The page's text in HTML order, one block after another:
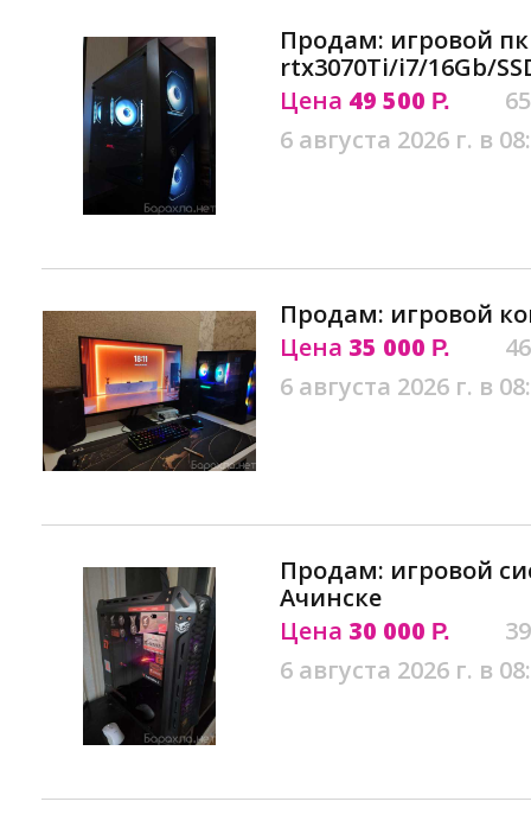
Продам: игровой пк
rtx3070Ti/i7/16Gb/
Цена 49 500 Р.
6 августа 2026 г. в
Продам: игровой
Цена 35 000 Р.
6 августа 2026 г. в
Продам: игровой
Ачинске
Цена 30 000 Р.
6 августа 2026 г. в